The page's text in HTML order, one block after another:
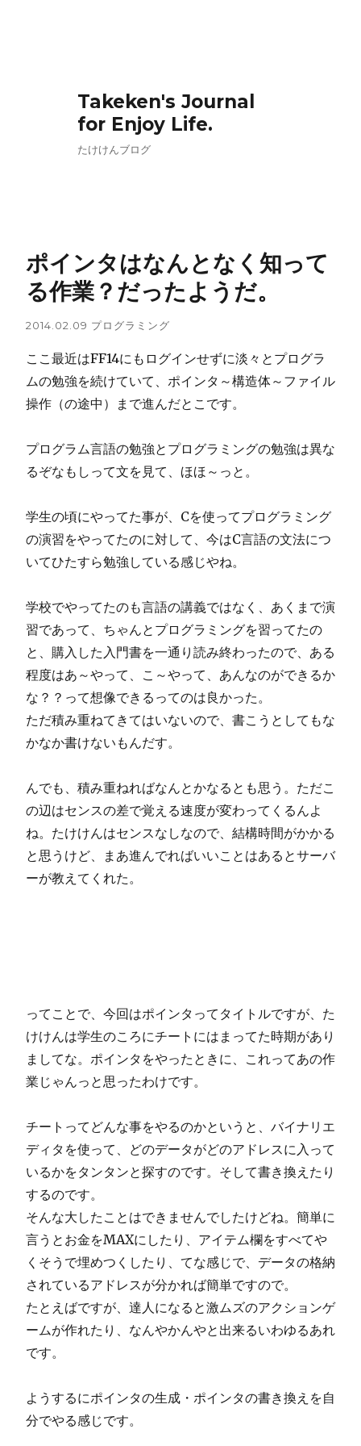
Takeken's Journal
for Enjoy Life.
たけけんブログ
ポインタはなんとなく知って
る作業？だったようだ。
2014.02.09 プログラミング
ここ最近はFF14にもログインせずに淡々とプログラ
ムの勉強を続けていて、ポインタ～構造体～ファイル
操作（の途中）まで進んだとこです。
プログラム言語の勉強とプログラミングの勉強は異な
るぞなもしって文を見て、ほほ～っと。
学生の頃にやってた事が、Cを使ってプログラミング
の演習をやってたのに対して、今はC言語の文法につ
いてひたすら勉強している感じやね。
学校でやってたのも言語の講義ではなく、あくまで演
習であって、ちゃんとプログラミングを習ってたの
と、購入した入門書を一通り読み終わったので、ある
程度はあ～やって、こ～やって、あんなのができるか
な？？って想像できるってのは良かった。
ただ積み重ねてきてはいないので、書こうとしてもな
かなか書けないもんだす。
んでも、積み重ねればなんとかなるとも思う。ただこ
の辺はセンスの差で覚える速度が変わってくるんよ
ね。たけけんはセンスなしなので、結構時間がかかる
と思うけど、まあ進んでればいいことはあるとサーバ
ーが教えてくれた。
ってことで、今回はポインタってタイトルですが、た
けけんは学生のころにチートにはまってた時期があり
ましてな。ポインタをやったときに、これってあの作
業じゃんっと思ったわけです。
チートってどんな事をやるのかというと、バイナリエ
ディタを使って、どのデータがどのアドレスに入って
いるかをタンタンと探すのです。そして書き換えたり
するのです。
そんな大したことはできませんでしたけどね。簡単に
言うとお金をMAXにしたり、アイテム欄をすべてや
くそうで埋めつくしたり、てな感じで、データの格納
されているアドレスが分かれば簡単ですので。
たとえばですが、達人になると激ムズのアクションゲ
ームが作れたり、なんやかんやと出来るいわゆるあれ
です。
ようするにポインタの生成・ポインタの書き換えを自
分でやる感じです。